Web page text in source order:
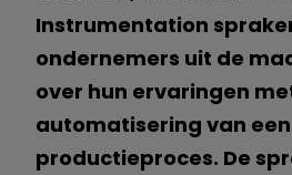
Instrumentation
ondernemers uit de
over hun ervaringen
automatisering van een
productieproces. De